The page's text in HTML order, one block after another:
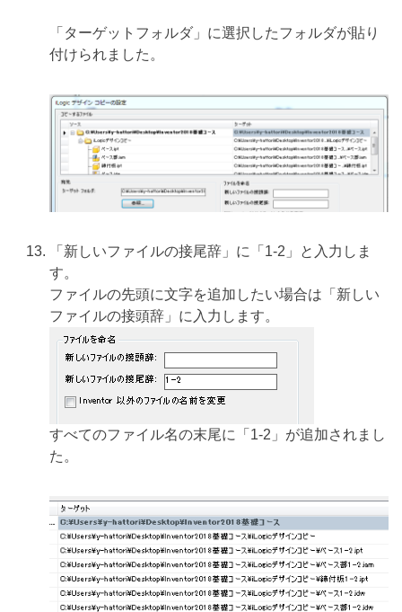
「ターゲットフォルダ」に選択したフォルダが貼り
付けられました。
「新しいファイルの接尾辞」に「1-2」と入力しま
す。
ファイルの先頭に文字を追加したい場合は「新しい
ファイルの接頭辞」に入力します。
すべてのファイル名の末尾に「1-2」が追加されまし
た。